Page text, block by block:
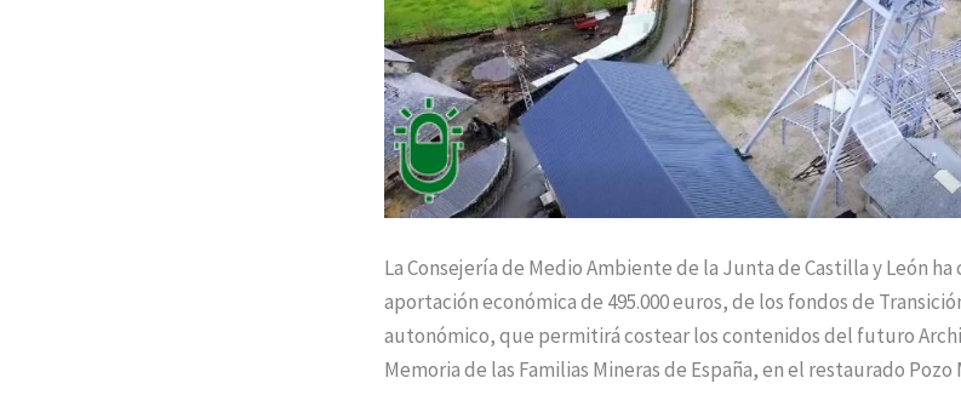
La Consejería de Medio Ambiente de la Junta de Castilla y León
aportación económica de 495.000 euros, de los fondos de
autonómico, que permitirá costear los contenidos del futuro
Memoria de las Familias Mineras de España, en el restaurado Pozo